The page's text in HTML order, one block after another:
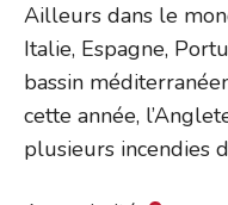
Ailleurs dans le
Italie, Espagne,
bassin
cette année,
plusieurs incendies